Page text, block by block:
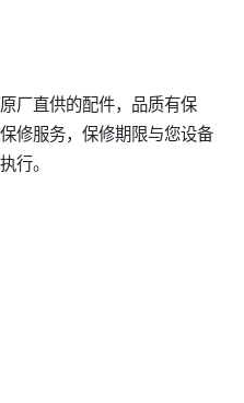
厂直供的配件，品质有保
修服务，保修期限与您设备
行。